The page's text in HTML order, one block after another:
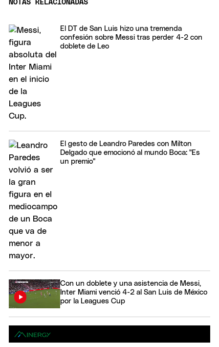
NOTAS RELACIONADAS
El DT de San Luis hizo una tremenda
confesión sobre Messi tras perder 4-2 con
doblete de Leo
El gesto de Leandro Paredes con Milton
Delgado que emocionó al mundo Boca: "Es
un premio"
Con un doblete y una asistencia de Messi,
Inter Miami venció 4-2 al San Luis de México
por la Leagues Cup